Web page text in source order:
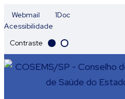
Webmail
1Doc
Acessibilidade
Contraste